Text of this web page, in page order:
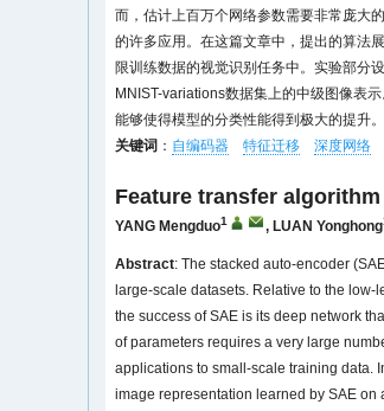
而，估计上百万个网络参数需要非常庞大
的许多应用。在这篇文章中，提出的算法
限训练数据的视觉识别任务中。实验部分
MNIST-variations数据集上的中级图像表
能够使得模型的分类性能得到极大的提升。
关键词 ： 自编码器 特征迁移 深度网络
Feature transfer
YANG Mengduo1 , LUAN Yonghong
Abstract: The stacked auto-encoder
large-scale datasets. Relative to the
the success of SAE is its deep network
of parameters requires a very large
applications to small-scale training data.
image representation learned by SAE on